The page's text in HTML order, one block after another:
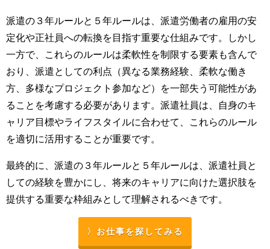
派遣の３年ルールと５年ルールは、派遣労働者の雇用の安
定化や正社員への転換を目指す重要な仕組みです。しかし
一方で、これらのルールは柔軟性を制限する要素も含んで
おり、派遣としての利点（異なる業務経験、柔軟な働き
方、多様なプロジェクト参加など）を一部失う可能性があ
ることを考慮する必要があります。派遣社員は、自身のキ
ャリア目標やライフスタイルに合わせて、これらのルール
を適切に活用することが重要です。
最終的に、派遣の３年ルールと５年ルールは、派遣社員と
しての経験を豊かにし、将来のキャリアに向けた選択肢を
提供する重要な枠組みとして理解されるべきです。
〉お仕事を探してみる